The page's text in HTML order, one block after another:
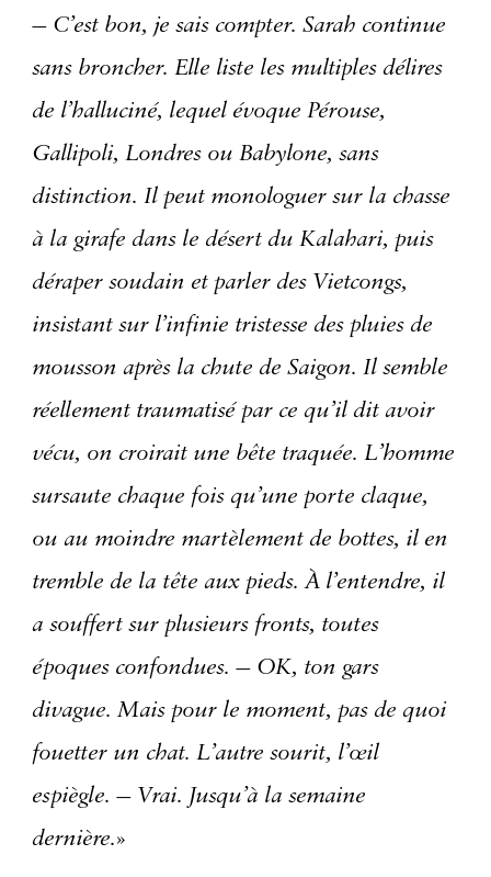
— C’est bon, je sais compter. Sarah continue
sans broncher. Elle liste les multiples délires
de l’halluciné, lequel évoque Pérouse,
Gallipoli, Londres ou Babylone, sans
distinction. Il peut monolo­guer sur la chasse
à la girafe dans le désert du Kalahari, puis
déraper soudain et parler des Vietcongs,
insistant sur l’infinie tristesse des pluies de
mousson après la chute de Saigon. Il semble
réellement traumatisé par ce qu’il dit avoir
vécu, on croirait une bête traquée. L’homme
sursaute chaque fois qu’une porte claque,
ou au moindre martèlement de bottes, il en
tremble de la tête aux pieds. À l’entendre, il
a souffert sur plusieurs fronts, toutes
époques confondues. — OK, ton gars
divague. Mais pour le moment, pas de quoi
fouetter un chat. L’autre sourit, l’œil
espiègle. — Vrai. Jusqu’à la semaine
dernière.»